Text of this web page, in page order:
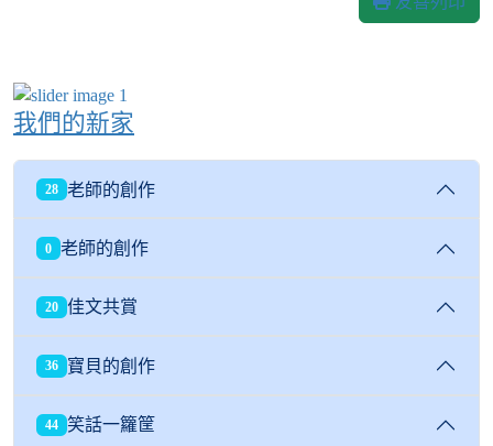
我們的新家
28 老師的創作
0 老師的創作
20 佳文共賞
36 寶貝的創作
44 笑話一籮筐